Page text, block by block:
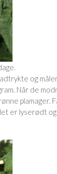
og
Når de
plamager.
er lyserødt